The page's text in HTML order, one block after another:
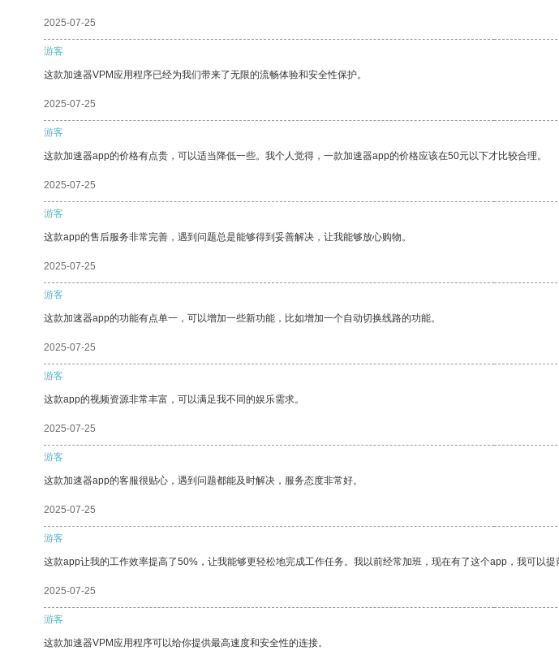
2025-07-25
游客
这款加速器VPM应用程序已经为我们带来了无限的流畅体验和安全性保护。
2025-07-25
游客
这款加速器app的价格有点贵，可以适当降低一些。我个人觉得，一款加速器app的价格应该在50元以下才比较合理。
2025-07-25
游客
这款app的售后服务非常完善，遇到问题总是能够得到妥善解决，让我能够放心购物。
2025-07-25
游客
这款加速器app的功能有点单一，可以增加一些新功能，比如增加一个自动切换线路的功能。
2025-07-25
游客
这款app的视频资源非常丰富，可以满足我不同的娱乐需求。
2025-07-25
游客
这款加速器app的客服很贴心，遇到问题都能及时解决，服务态度非常好。
2025-07-25
游客
这款app让我的工作效率提高了50%，让我能够更轻松地完成工作任务。我以前经常加班，现在有了这个app，我可以提
2025-07-25
游客
这款加速器VPM应用程序可以给你提供最高速度和安全性的连接。